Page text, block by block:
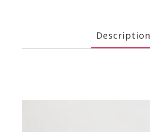
Description